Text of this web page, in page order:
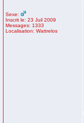
Sexe:
Inscrit le: 23 Juil 2009
Messages: 1333
Localisation: Wattrelos